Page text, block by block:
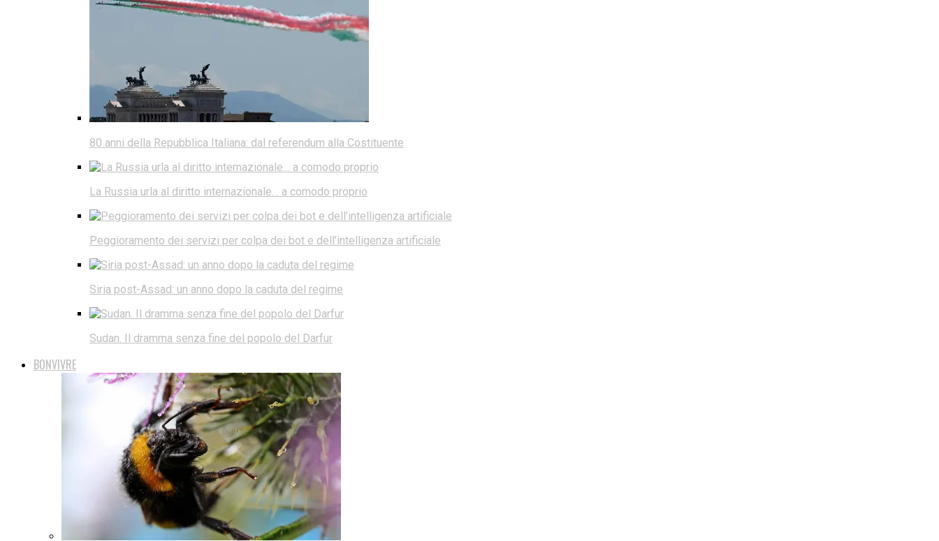
80 anni della Repubblica Italiana: dal referendum alla Costituente
La Russia urla al diritto internazionale… a comodo proprio
Peggioramento dei servizi per colpa dei bot e dell’intelligenza artificiale
Siria post-Assad: un anno dopo la caduta del regime
Sudan. Il dramma senza fine del popolo del Darfur
BONVIVRE